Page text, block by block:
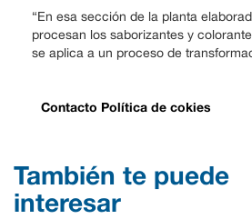
“En esa sección de la planta
procesan los saborizantes y
se aplica a un proceso de
Contacto Política de cokies
También te puede
interesar